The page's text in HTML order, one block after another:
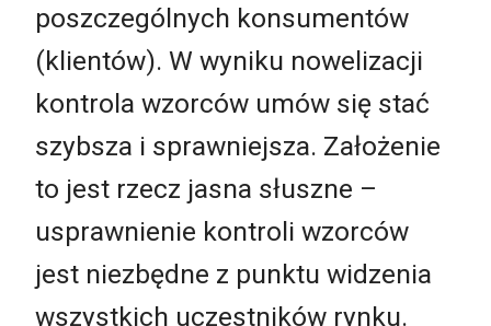
poszczególnych konsumentów
(klientów). W wyniku nowelizacji
kontrola wzorców umów się stać
szybsza i sprawniejsza. Założenie
to jest rzecz jasna słuszne –
usprawnienie kontroli wzorców
jest niezbędne z punktu widzenia
wszystkich uczestników rynku.